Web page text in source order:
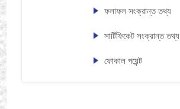
ফলাফল সংক্রান্ত তথ্য
সার্টিফিকেট সংক্রান্ত তথ্য
ফোকাল পয়েন্ট